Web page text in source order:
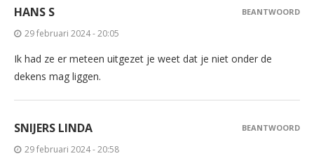
HANS S
29 februari 2024 - 20:05
Ik had ze er meteen uitgezet je weet dat je niet onder de
dekens mag liggen.
BEANTWOORD
SNIJERS LINDA
29 februari 2024 - 20:58
BEANTWOORD